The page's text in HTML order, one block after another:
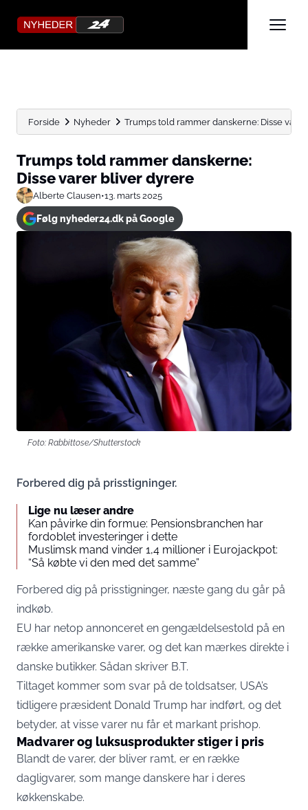
Forside Nyheder Trumps told rammer danskerne: Disse
Trumps told rammer danskerne:
Disse varer bliver dyrere
Alberte Clausen•13. marts 2025
Følg nyheder24.dk på Google
Foto: Rabbittose/Shutterstock
Forbered dig på prisstigninger.
Lige nu læser andre
Kan påvirke din formue: Pensionsbranchen har
fordoblet investeringer i dette
Muslimsk mand vinder 1,4 millioner i Eurojackpot:
“Så købte vi den med det samme”
Forbered dig på prisstigninger, næste gang du går på
indkøb.
EU har netop annonceret en gengældelsestold på en
række amerikanske varer, og det kan mærkes direkte i
danske butikker. Sådan skriver B.T.
Tiltaget kommer som svar på de toldsatser, USA’s
tidligere præsident Donald Trump har indført, og det
betyder, at visse varer nu får et markant prishop.
Madvarer og luksusprodukter stiger i pris
Blandt de varer, der bliver ramt, er en række
dagligvarer, som mange danskere har i deres
køkkenskabe.